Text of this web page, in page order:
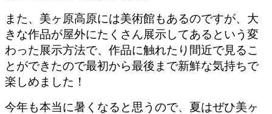
また、美ヶ原高原には美術館もあるのですが、大
きな作品が屋外にたくさん展示してあるという変
わった展示方法で、作品に触れたり間近で見るこ
とができたので最初から最後まで新鮮な気持ちで
楽しめました！
今年も本当に暑くなると思うので、夏はぜひ美ヶ